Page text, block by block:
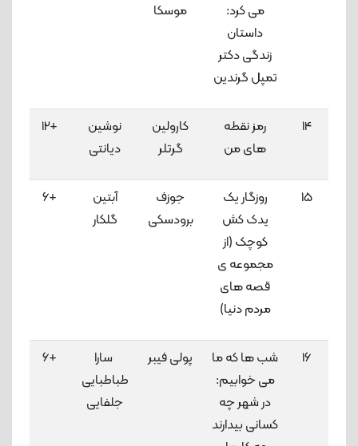
می کرد:
داستان
زندگی دکتر
تمپل گرندین
موسکا
14
رمز نقطه
های من
کارولین
گرتلر
نوشین
دیانتی
+12
15
روزگار یک
یدک کش
کوچک (از
مجموعه ی
قصه های
مردم دنیا)
جوزف
برودسکی
آبتین
گلکار
+6
16
شب ها که ما
می خوابیم:
در شهر چه
کسانی بیدارند
پولی فیبر
سارا
طباطبایی
جلفایی
+6